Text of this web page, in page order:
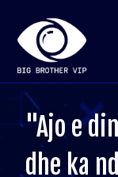
"Ajo e
dhe ka